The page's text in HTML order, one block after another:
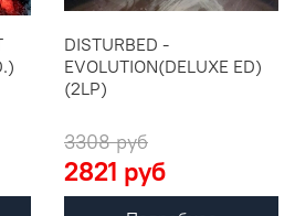
DISTURBED -
EVOLUTION(DELUXE ED)
(2LP)
3308 руб
2821 руб